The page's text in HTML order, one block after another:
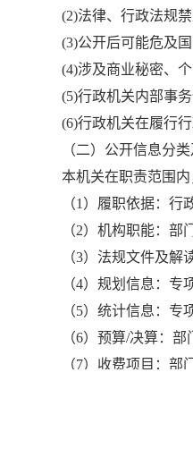
(2)法律、行政法规
(3)公开后可能危及
(4)涉及商业秘密、
(5)行政机关内部事
(6)行政机关在履行
（二）公开信息分
本机关在职责范围
（1）履职依据：行
（2）机构职能：
（3）法规文件及解
（4）规划信息：
（5）统计信息：专
（6）预算/决算：
（7）收费项目：部